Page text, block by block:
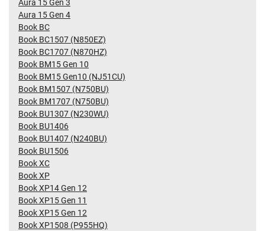
Aura 15 Gen 3
Aura 15 Gen 4
Book BC
Book BC1507 (N850EZ)
Book BC1707 (N870HZ)
Book BM15 Gen 10
Book BM15 Gen10 (NJ51CU)
Book BM1507 (N750BU)
Book BM1707 (N750BU)
Book BU1307 (N230WU)
Book BU1406
Book BU1407 (N240BU)
Book BU1506
Book XC
Book XP
Book XP14 Gen 12
Book XP15 Gen 11
Book XP15 Gen 12
Book XP1508 (P955HQ)